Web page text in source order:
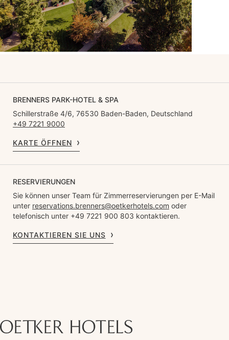
BRENNERS PARK-HOTEL & SPA
Schillerstraße 4/6, 76530 Baden-Baden, Deutschland
+49 7221 9000
KARTE ÖFFNEN
RESERVIERUNGEN
Sie können unser Team für Zimmerreservierungen per E-Mail
unter reservations.brenners@oetkerhotels.com oder
telefonisch unter +49 7221 900 803 kontaktieren.
KONTAKTIEREN SIE UNS